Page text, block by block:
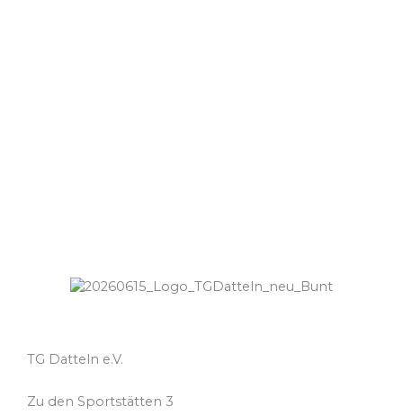
TG Datteln e.V.
Zu den Sportstätten 3